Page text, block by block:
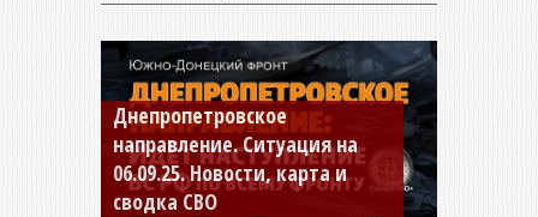
Днепропетровское
направление. Ситуация на
06.09.25. Новости, карта и
сводка СВО
Константиновское
направление. Ситуация на
04.09.25 Новости, карта и
сводка СВО